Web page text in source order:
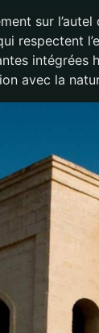
sur
respectent
intégrées
avec la